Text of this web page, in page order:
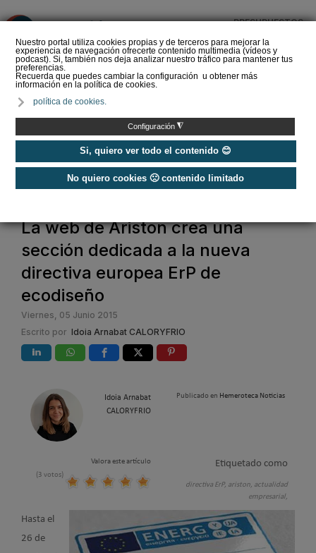
Nuestro portal utiliza cookies propias y de terceros para mejorar la
experiencia de navegación ofrecerte contenido multimedia (vídeos y
podcast). Si, también nos deja analizar nuestro tráfico para mantener tus
preferencias.
Recuerda que puedes cambiar la configuración u obtener más
información en la política de cookies.
política de cookies.
Configuración ◮
Si, quiero ver todo el contenido 😊
No quiero cookies 🙁 contenido limitado
PRESUPUESTOS
del Amperio (Episodio 3)
La web de Ariston crea una
sección dedicada a la nueva
directiva europea ErP de
ecodiseño
Viernes, 05 Junio 2015
Escrito por Idoia Arnabat CALORYFRIO
Idoia Arnabat
CALORYFRIO
Publicado en Hemeroteca Noticias
Valora este artículo
(3 votos)
Etiquetado como
directiva ErP, ariston, actualidad
empresarial,
Hasta el
26 de